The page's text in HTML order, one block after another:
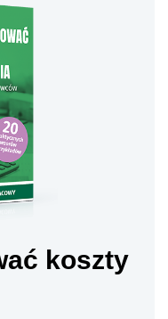
koszty